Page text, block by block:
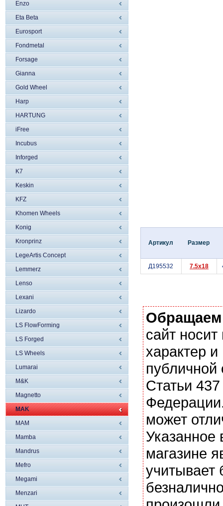
Enzo
Eta Beta
Eurosport
Fondmetal
Forsage
Gianna
Gold Wheel
Harp
HARTUNG
iFree
Incubus
Inforged
K7
Keskin
KFZ
Khomen Wheels
Konig
Kronprinz
LegeArtis Concept
Lemmerz
Lenso
Lexani
Lizardo
LS FlowForming
LS Forged
LS Wheels
Lumarai
M&K
Magnetto
MAK
MAM
Mamba
Mandrus
Mefro
Megami
Menzari
Артикул Размер
Д195532 7.5x18
сайт
характер
Статьи
может
магазине
учитывает